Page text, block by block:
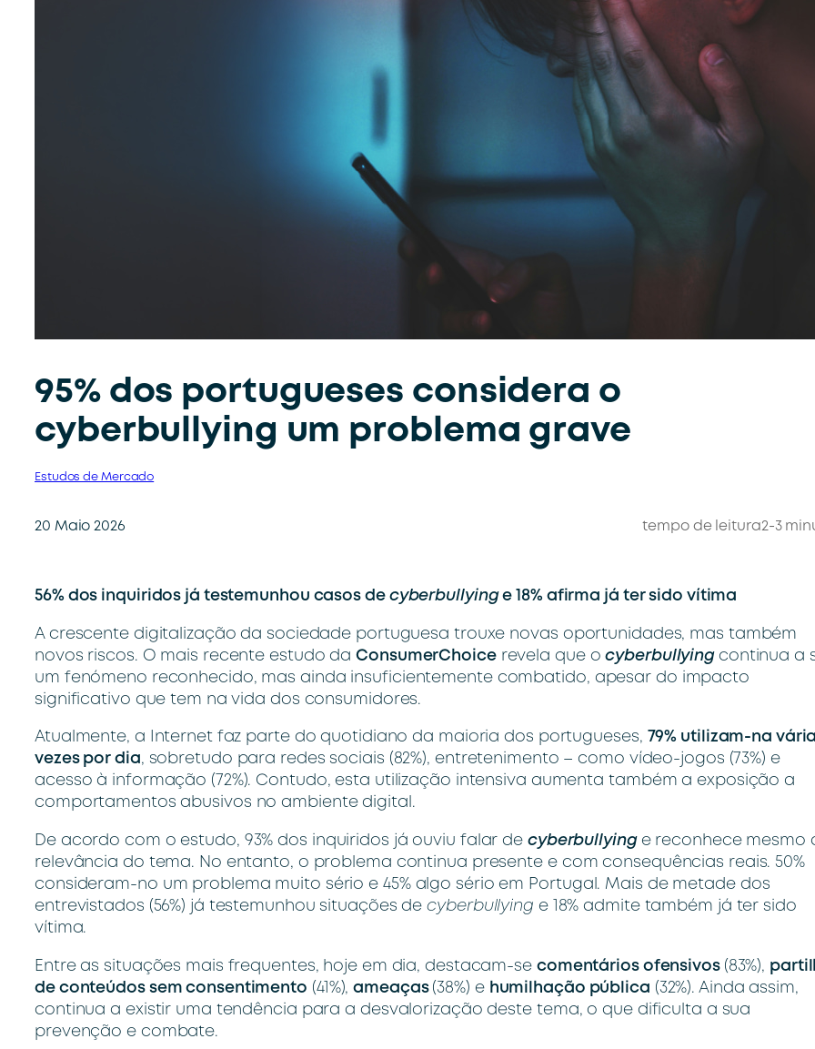
95% dos portugueses considera o
cyberbullying um problema grave
Estudos de Mercado
20 Maio 2026 tempo de leitura2-3
56% dos inquiridos já testemunhou casos de cyberbullyinge 18% afirma já ter sido vítima
A crescente digitalização da sociedade portuguesa trouxe novas oportunidades, mas também
novos riscos. O mais recente estudo daConsumerChoicerevela que ocyberbullying continua a
um fenómeno reconhecido, mas ainda insuficientemente combatido, apesar do impacto
significativo que tem na vida dos consumidores.
Atualmente, a Internet faz parte do quotidiano da maioria dos portugueses, 79% utilizam-na
vezes por dia, sobretudo para redes sociais (82%), entretenimento – como vídeo-jogos (73%) e
acesso à informação (72%). Contudo, esta utilização intensiva aumenta também a exposição a
comportamentos abusivos no ambiente digital.
De acordo com o estudo, 93% dos inquiridos já ouviu falar de cyberbullying e reconhece mesmo
relevância do tema. No entanto, o problema continua presente e com consequências reais. 50%
consideram-no um problema muito sério e 45% algo sério em Portugal. Mais de metade dos
entrevistados (56%) já testemunhou situações decyberbullying e 18% admite também já ter sido
vítima.
Entre as situações mais frequentes, hoje em dia, destacam-se comentários ofensivos (83%),
de conteúdos sem consentimento (41%),ameaças (38%) e humilhação pública (32%). Ainda assim,
continua a existir uma tendência para a desvalorização deste tema, o que dificulta a sua
prevenção e combate.